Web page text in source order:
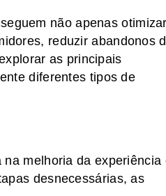
não apenas
reduzir abandonos
as principais
diferentes tipos de
melhoria da experiência
desnecessárias, as